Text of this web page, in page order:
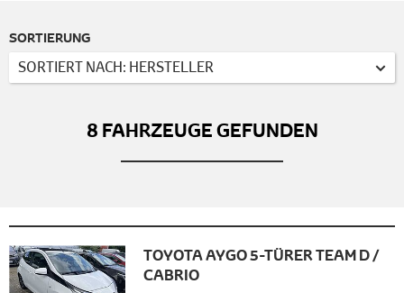
SORTIERUNG
SORTIERT NACH: HERSTELLER
8 FAHRZEUGE GEFUNDEN
TOYOTA AYGO 5-TÜRER TEAM D /
CABRIO